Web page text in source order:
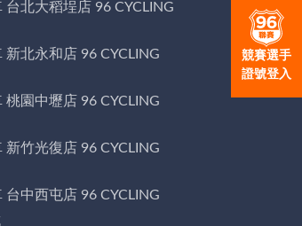
台北大稻埕店 96 CYCLING
新北永和店 96 CYCLING
桃園中壢店 96 CYCLING
新竹光復店 96 CYCLING
台中西屯店 96 CYCLING
競賽選手
證號登入